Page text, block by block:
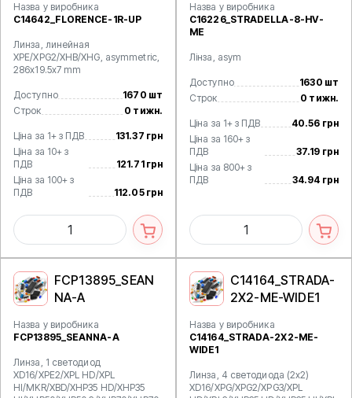
Назва у виробника
C14642_FLORENCE-1R-UP
Линза, линейная
XPE/XPG2/XHB/XHG, asymmetric,
286х19.5х7 mm
Доступно
1670 шт
Строк
0 тижн.
Ціна за 1+ з ПДВ
131.37 грн
Ціна за 10+ з
ПДВ
121.71 грн
Ціна за 100+ з
ПДВ
112.05 грн
Назва у виробника
C16226_STRADELLA-8-HV-
ME
Лінза, asym
Доступно
1630 шт
Строк
0 тижн.
Ціна за 1+ з ПДВ
40.56 грн
Ціна за 160+ з
ПДВ
37.19 грн
Ціна за 800+ з
ПДВ
34.94 грн
FCP13895_SEAN
NA-A
Назва у виробника
FCP13895_SEANNA-A
Линза, 1 светодиод
XD16/XPE2/XPL HD/XPL
HI/MKR/XBD/XHP35 HD/XHP35
C14164_STRADA-
2X2-ME-WIDE1
Назва у виробника
C14164_STRADA-2X2-ME-
WIDE1
Линза, 4 светодиода (2x2)
XD16/XPG/XPG2/XPG3/XPL